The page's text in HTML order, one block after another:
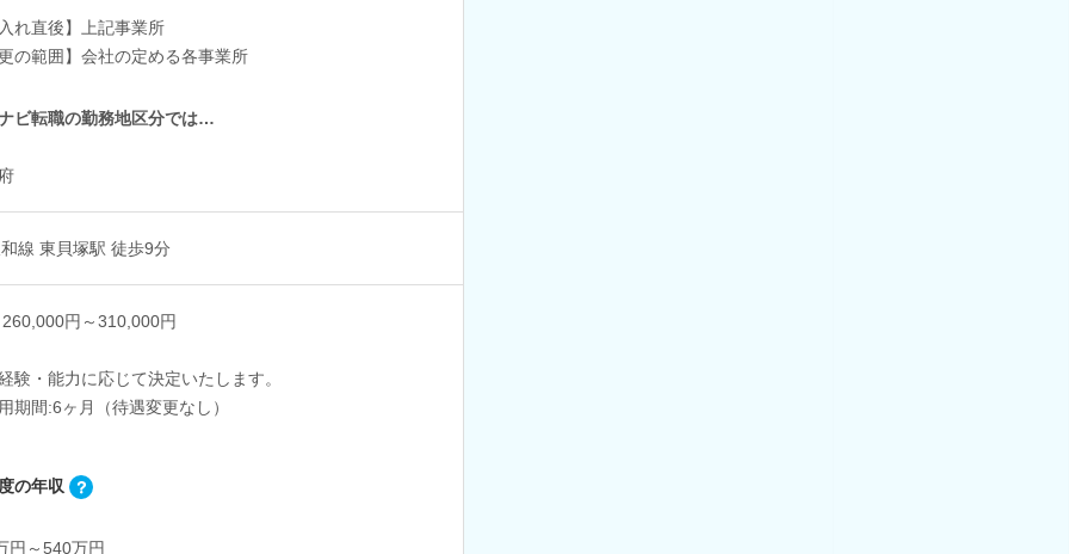
れ直後】上記事業所
の範囲】会社の定める各事業所
ビ転職の勤務地区分では…
線 東貝塚駅 徒歩9分
円～310,000円
験・能力に応じて決定いたします。
期間:6ヶ月（待遇変更なし）
の年収
円～540万円